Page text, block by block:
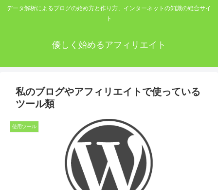
データ解析によるブログの始め方と作り方、インターネットの知識の総合サイ
ト
優しく始めるアフィリエイト
私のブログやアフィリエイトで使っている
ツール類
使用ツール